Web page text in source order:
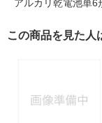
アルカリ乾電池単
この商品を見た人